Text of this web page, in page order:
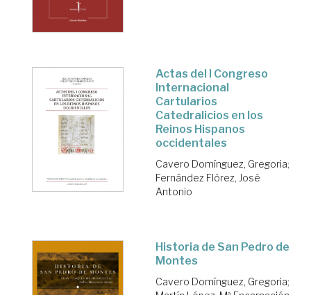
Actas del I Congreso
Internacional
Cartularios
Catedralicios en los
Reinos Hispanos
occidentales
Cavero Domínguez, Gregoria;
Fernández Flórez, José
Antonio
Historia de San Pedro de
Montes
Cavero Domínguez, Gregoria;